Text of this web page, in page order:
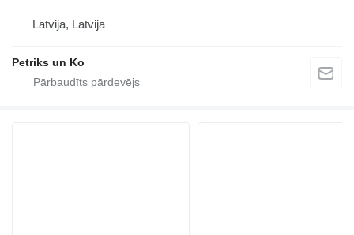
Latvija, Latvija
Petriks un Ko